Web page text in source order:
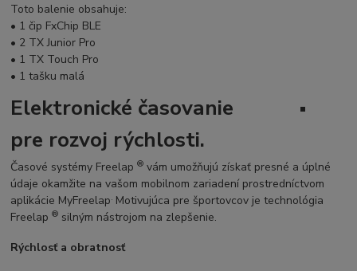
Toto balenie obsahuje:
• 1 čip FxChip BLE
• 2 TX Junior Pro
• 1 TX Touch Pro
• 1 tašku malá
Elektronické časovanie
pre rozvoj rýchlosti.
Časové systémy Freelap® vám umožňujú získať presné a úplné
údaje okamžite na vašom mobilnom zariadení prostredníctvom
aplikácie MyFreelap. Motivujúca pre športovcov je technológia
Freelap® silným nástrojom na zlepšenie.
Rýchlosť a obratnosť